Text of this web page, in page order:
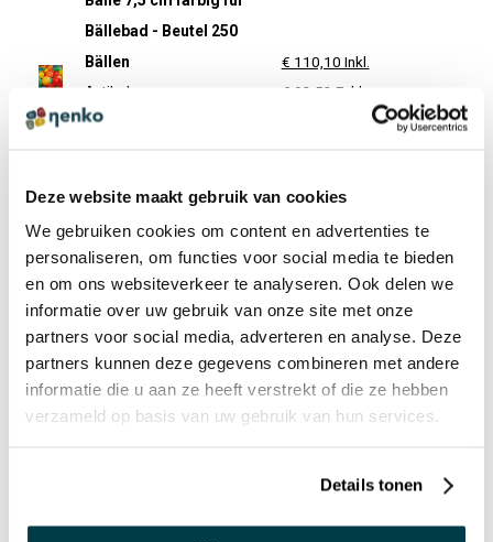
Deze website maakt gebruik van cookies
We gebruiken cookies om content en advertenties te
personaliseren, om functies voor social media te bieden
en om ons websiteverkeer te analyseren. Ook delen we
informatie over uw gebruik van onze site met onze
partners voor social media, adverteren en analyse. Deze
partners kunnen deze gegevens combineren met andere
informatie die u aan ze heeft verstrekt of die ze hebben
verzameld op basis van uw gebruik van hun services.
Details tonen
Bällebad - Beutel 250
Bällen
Artikelnummer:
13674008
€ 110,10 Inkl.
€ 92,52 Exkl.
Bälle 8,5 cm für Bällebad
- Beutel 250 Bällen
Artikelnummer:
13675008
Vorbestellung
€ 113,05 Inkl.
€ 95,00 Exkl.
Bälle 6 cm farbig für
Bällebad - Beutel 500
€ 114,88 Exkl.